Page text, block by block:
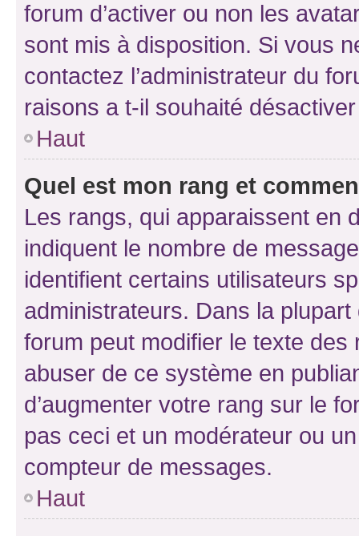
forum d’activer ou non les
sont mis à disposition. Si vous
contactez l’administrateur du
raisons a t-il souhaité
Haut
Quel est mon rang et
Les rangs, qui apparaissent en
indiquent le nombre de
identifient certains utilisateurs
administrateurs. Dans la
forum peut modifier le texte
abuser de ce système en
d’augmenter votre rang sur le
pas ceci et un modérateur ou
compteur de messages.
Haut